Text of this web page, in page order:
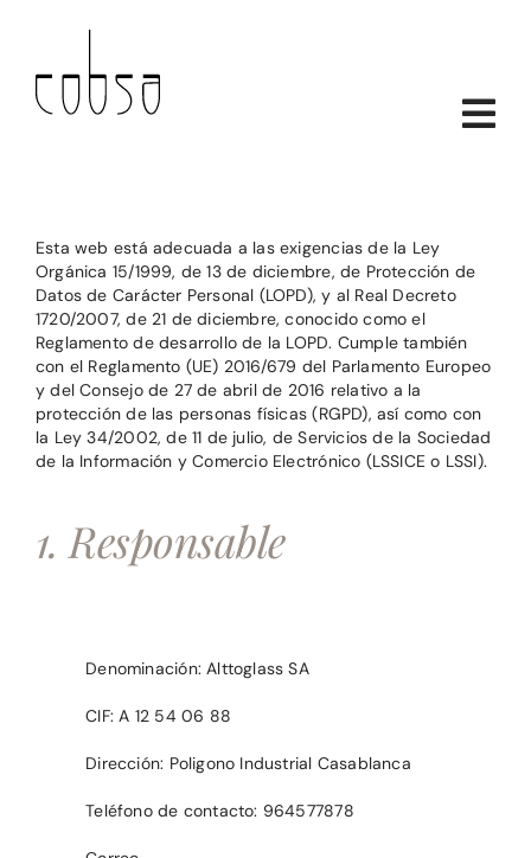
Esta web está adecuada a las exigencias de la Ley
Orgánica 15/1999, de 13 de diciembre, de Protección de
Datos de Carácter Personal (LOPD), y al Real Decreto
1720/2007, de 21 de diciembre, conocido como el
Reglamento de desarrollo de la LOPD. Cumple también
con el Reglamento (UE) 2016/679 del Parlamento Europeo
y del Consejo de 27 de abril de 2016 relativo a la
protección de las personas físicas (RGPD), así como con
la Ley 34/2002, de 11 de julio, de Servicios de la Sociedad
de la Información y Comercio Electrónico (LSSICE o LSSI).
1. Responsable
Denominación: Alttoglass SA
CIF: A 12 54 06 88
Dirección: Poligono Industrial Casablanca
Teléfono de contacto: 964577878